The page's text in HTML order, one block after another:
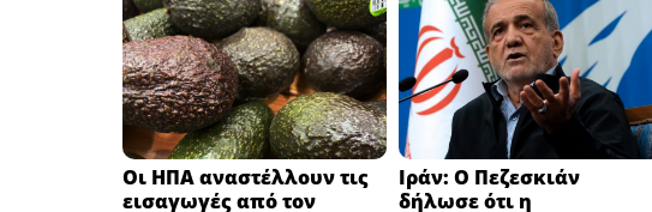
Οι ΗΠΑ αναστέλλουν τις
εισαγωγές από τον
Ιράν: Ο Πεζεσκιάν
δήλωσε ότι η